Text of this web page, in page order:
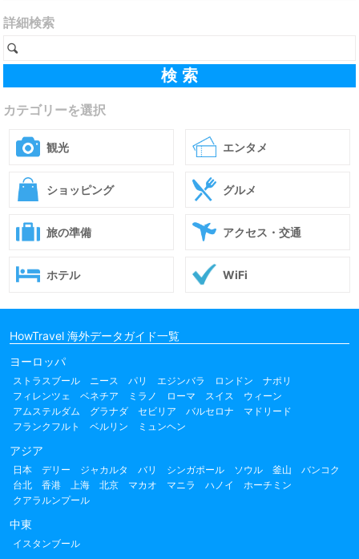
詳細検索
カテゴリーを選択
観光 エンタメ
ショッピング グルメ
旅の準備 アクセス・交通
ホテル WiFi
HowTravel 海外データガイド一覧
ヨーロッパ
ストラスブール ニース パリ エジンバラ ロンドン
ナポリ
フィレンツェ
ベネチア ミラノ ローマ スイス
ウィーン
アムステルダム
グラナダ セビリア バルセロナ
マドリード
フランクフルト
ベルリン ミュンヘン
アジア
日本 デリー ジャカルタ バリ シンガポール ソウル 釜山
バンコク
台北
香港 上海 北京 マカオ マニラ ハノイ
ホーチミン
クアラルンプール
中東
イスタンブール